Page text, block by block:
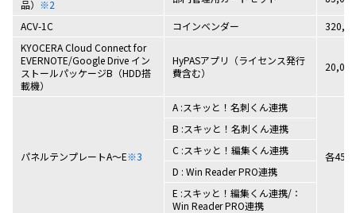
品） ※2
ACV-1C コインベンダー
KYOCERA Cloud Connect for
EVERNOTE/Google Drive イン
ストールパッケージB（HDD搭
載機）
HyPASアプリ（ライセンス発行
費含む）
パネルテンプレートA～E※3
A :スキッと！名刺くん連携
各
B :スキッと！名刺くん連携
C :スキッと！編集くん連携
D : Win Reader PRO連携
E :スキッと！編集くん連携/：
Win Reader PRO連携